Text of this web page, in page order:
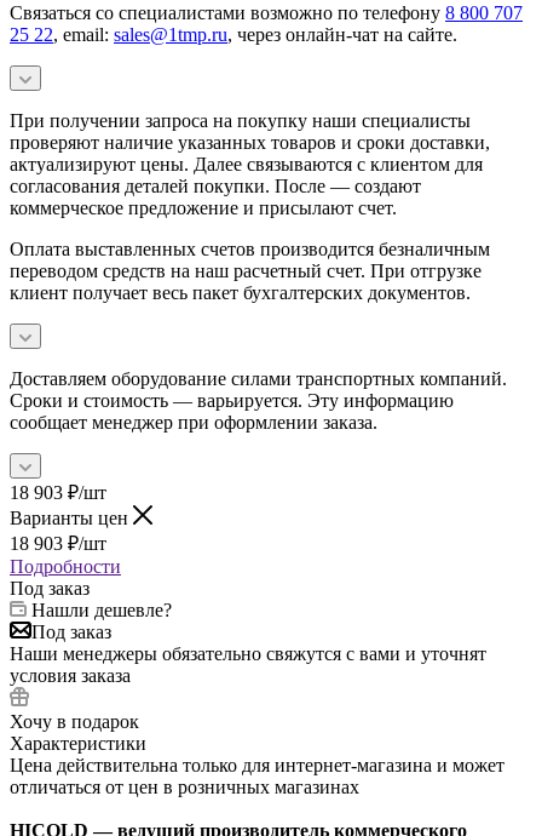
Связаться со специалистами возможно по телефону 8 800 707
25 22, email: sales@1tmp.ru, через онлайн-чат на сайте.
При получении запроса на покупку наши специалисты
проверяют наличие указанных товаров и сроки доставки,
актуализируют цены. Далее связываются с клиентом для
согласования деталей покупки. После — создают
коммерческое предложение и присылают счет.
Оплата выставленных счетов производится безналичным
переводом средств на наш расчетный счет. При отгрузке
клиент получает весь пакет бухгалтерских документов.
Доставляем оборудование силами транспортных компаний.
Сроки и стоимость — варьируется. Эту информацию
сообщает менеджер при оформлении заказа.
18 903 ₽/шт
Варианты цен
18 903 ₽/шт
Подробности
Под заказ
Нашли дешевле?
Под заказ
Наши менеджеры обязательно свяжутся с вами и уточнят
условия заказа
Хочу в подарок
Характеристики
Цена действительна только для интернет-магазина и может
отличаться от цен в розничных магазинах
HICOLD — ведущий производитель коммерческого